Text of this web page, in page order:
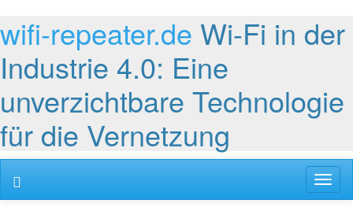
wifi-repeater.de Wi-Fi in der
Industrie 4.0: Eine
unverzichtbare Technologie
für die Vernetzung